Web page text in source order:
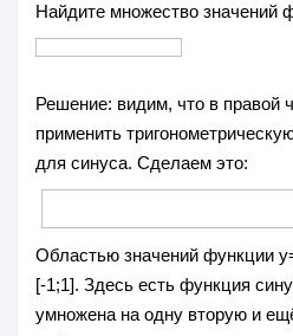
Найдите множество значений
Решение: видим, что в правой
применить
для синуса. Сделаем это:
Областью значений функции
[-1;1]. Здесь есть функция
умножена на одну вторую и